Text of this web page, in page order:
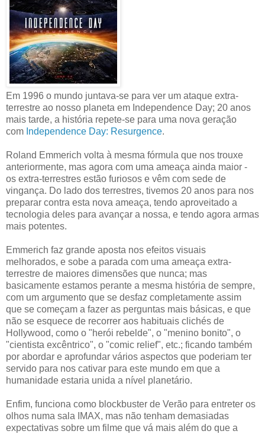
Em 1996 o mundo juntava-se para ver um ataque extra-
terrestre ao nosso planeta em Independence Day; 20 anos
mais tarde, a história repete-se para uma nova geração
com Independence Day: Resurgence.
Roland Emmerich volta à mesma fórmula que nos trouxe
anteriormente, mas agora com uma ameaça ainda maior -
os extra-terrestres estão furiosos e vêm com sede de
vingança. Do lado dos terrestres, tivemos 20 anos para nos
preparar contra esta nova ameaça, tendo aproveitado a
tecnologia deles para avançar a nossa, e tendo agora armas
mais potentes.
Emmerich faz grande aposta nos efeitos visuais
melhorados, e sobe a parada com uma ameaça extra-
terrestre de maiores dimensões que nunca; mas
basicamente estamos perante a mesma história de sempre,
com um argumento que se desfaz completamente assim
que se começam a fazer as perguntas mais básicas, e que
não se esquece de recorrer aos habituais clichés de
Hollywood, como o "herói rebelde", o "menino bonito", o
"cientista excêntrico", o "comic relief", etc.; ficando também
por abordar e aprofundar vários aspectos que poderiam ter
servido para nos cativar para este mundo em que a
humanidade estaria unida a nível planetário.
Enfim, funciona como blockbuster de Verão para entreter os
olhos numa sala IMAX, mas não tenham demasiadas
expectativas sobre um filme que vá mais além do que a